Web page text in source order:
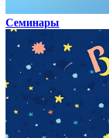
Семинары